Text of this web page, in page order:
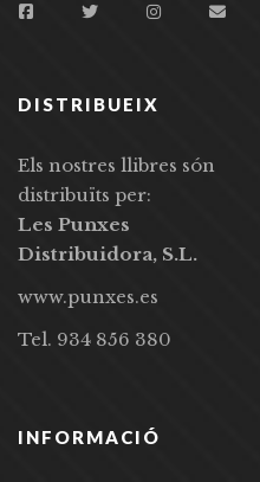
DISTRIBUEIX
Els nostres llibres són
distribuïts per:
Les Punxes
Distribuidora, S.L.
www.punxes.es
Tel. 934 856 380
INFORMACIÓ